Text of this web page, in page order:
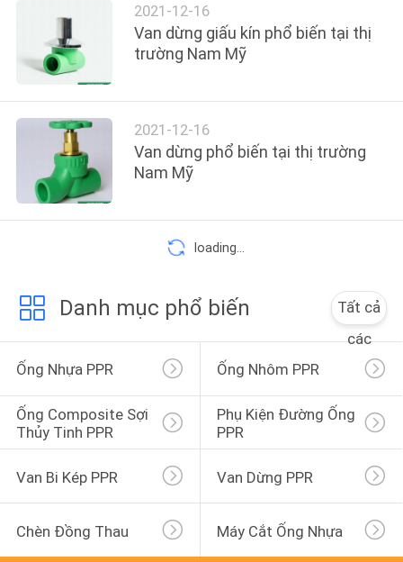
TRANG
WEB
CHÍNH
SÁCH
BẢO
MẬT
2021-12-16
Van dừng giấu kín phổ biến tại thị
trường Nam Mỹ
2021-12-16
Van dừng phổ biến tại thị trường
Nam Mỹ
loading...
Danh mục phổ biến
Tất cả
các
Ống Nhựa PPR
Ống Nhôm PPR
Ống Composite Sợi
Thủy Tinh PPR
Phụ Kiện Đường Ống
PPR
Van Bi Kép PPR Van Dừng PPR
Chèn Đồng Thau Máy Cắt Ống Nhựa